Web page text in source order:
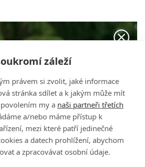
záleží
právem si zvolit, jaké informace
stránka sdílet a k jakým může mít
my a naši partneři třetích
a/nebo máme přístup k
mezi které patří jedinečné
a datech prohlížení, abychom
a zpracovávat osobní údaje.